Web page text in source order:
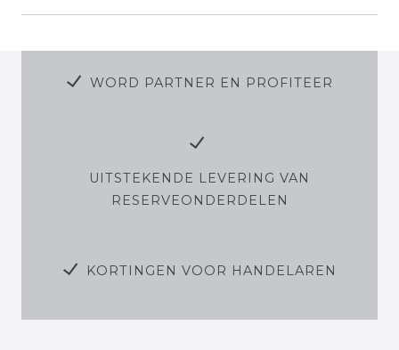
WORD PARTNER EN PROFITEER
UITSTEKENDE LEVERING VAN
RESERVEONDERDELEN
KORTINGEN VOOR HANDELAREN